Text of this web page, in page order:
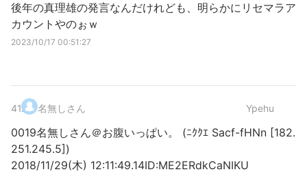
後年の真理雄の発言なんだけれども、明らかにリセマラア
カウントやのぉｗ
2023/10/17 00:51:27
41. 名無しさん Ypehu
0019名無しさん＠お腹いっぱい。 (ﾆｸｸｴ Sacf-fHNn [182.
251.245.5])
2018/11/29(木) 12:11:49.14ID:ME2ERdkCaNIKU